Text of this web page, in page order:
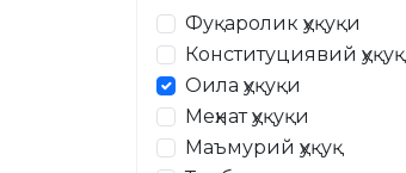
Фуқаролик ҳуқуқи
Конституциявий ҳуқуқ
Оила ҳуқуқи
Меҳнат ҳуқуқи
Маъмурий ҳуқуқ